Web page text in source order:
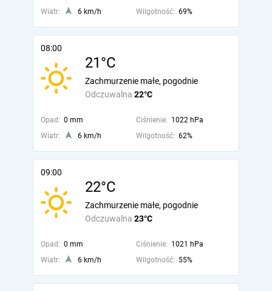
Wiatr: 6 km/h Wilgotność: 69%
08:00
21°C
Odczuwalna 22°C
Zachmurzenie małe, pogodnie
Opad: 0 mm Ciśnienie: 1022 hPa
Wiatr:
6 km/h Wilgotność: 62%
09:00
22°C
Odczuwalna 23°C
Zachmurzenie małe, pogodnie
Opad: 0 mm Ciśnienie: 1021 hPa
Wiatr:
6 km/h Wilgotność: 55%